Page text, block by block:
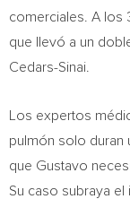
comerciales. A los
que llevó a un
Cedars-Sinai.
Los expertos
pulmón solo duran
que Gustavo
Su caso subraya